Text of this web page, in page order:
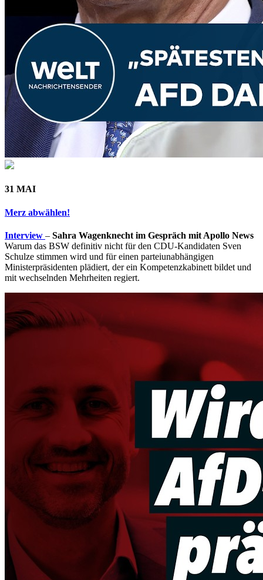
31 MAI
Merz abwählen!
Interview – Sahra Wagenknecht im Gespräch mit Apollo News
Warum das BSW definitiv nicht für den CDU-Kandidaten Sven
Schulze stimmen wird und für einen parteiunabhängigen
Ministerpräsidenten plädiert, der ein Kompetenzkabinett bildet und
mit wechselnden Mehrheiten regiert.